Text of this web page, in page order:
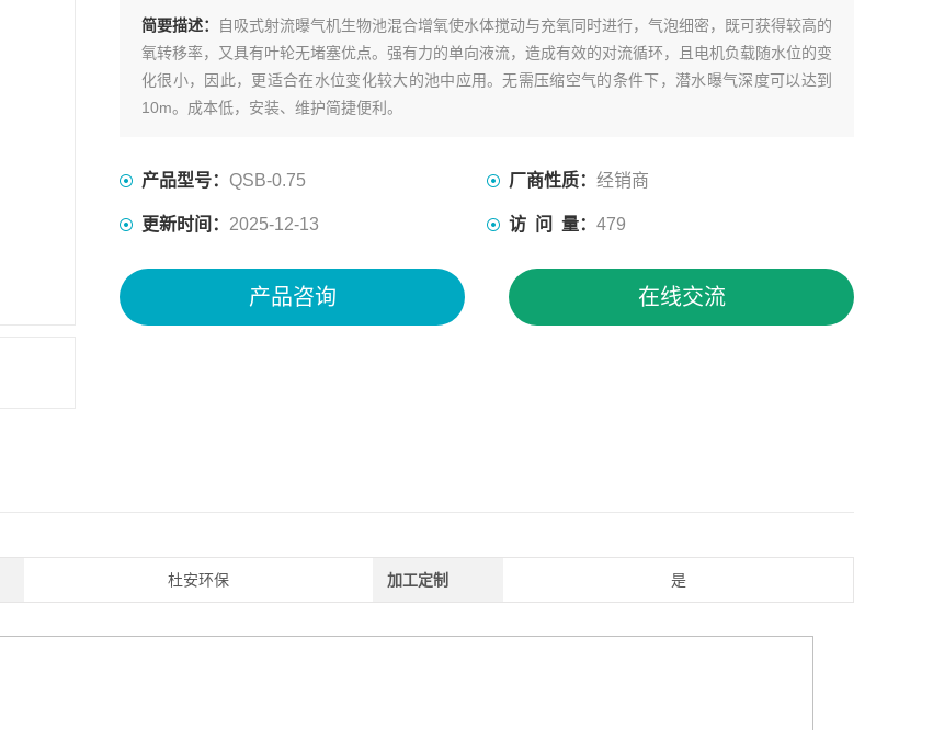
简要描述：
自吸式射流曝气机生物池混合增氧使水体搅动与充氧同时进行，气泡细密，既可获得较高的
氧转移率，又具有叶轮无堵塞优点。强有力的单向液流，造成有效的对流循环，且电机负载随水位的变
化很小，因此，更适合在水位变化较大的池中应用。无需压缩空气的条件下，潜水曝气深度可以达到
10m。成本低，安装、维护简捷便利。
产品型号： QSB-0.75 厂商性质： 经销商
更新时间： 2025-12-13 访 问 量： 479
产品咨询 在线交流
杜安环保 加工定制 是